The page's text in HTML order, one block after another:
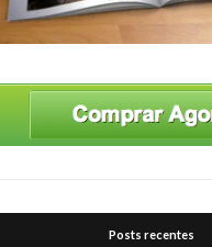
Posts recentes